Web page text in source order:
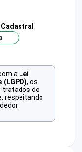
a Lei
(LGPD), os
tratados de
respeitando